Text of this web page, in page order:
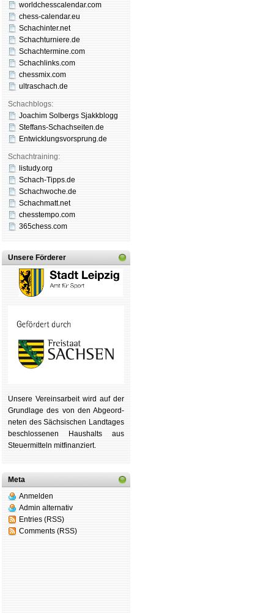
worldchesscalendar.com
chess-calendar.eu
Schachinter.net
Schachturniere.de
Schachtermine.com
Schachlinks.com
chessmix.com
ultraschach.de
Schachblogs:
Joachim Solbergs Sjakkblogg
Steffans-Schachseiten.de
Entwicklungsvorsprung.de
Schachtraining:
listudy.org
Schach-Tipps.de
Schachwoche.de
Schachmatt.net
chesstempo.com
365chess.com
Unsere Förderer
Unsere Ver­eins­ar­beit wird auf der
Grund­lage des von den Ab­ge­ord­
ne­ten des Säch­si­schen Land­tages
be­schlos­se­nen Haus­halts aus
Steu­er­mitteln mit­fi­nan­ziert.
Meta
Anmelden
Admin alternativ
Entries (RSS)
Comments (RSS)